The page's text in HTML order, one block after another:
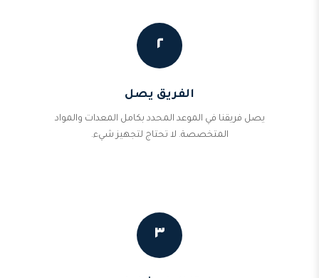
٢
الفريق يصل
يصل فريقنا في الموعد المحدد بكامل المعدات والمواد
المتخصصة. لا تحتاج لتجهيز شيء.
٣